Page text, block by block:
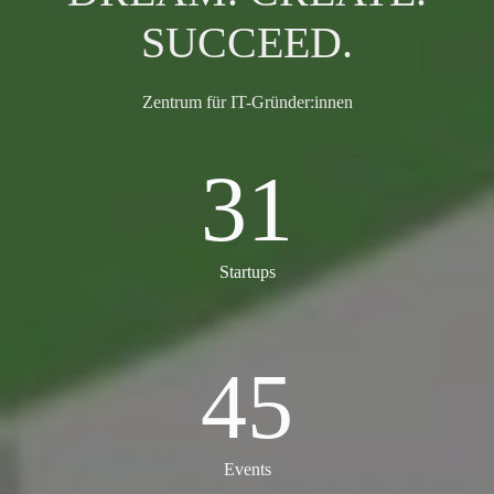
SUCCEED.
Zentrum für IT-Gründer:innen
31
Startups
45
Events